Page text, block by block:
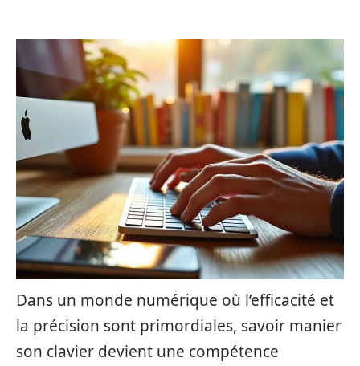
Dans un monde numérique où l’efficacité et
la précision sont primordiales, savoir manier
son clavier devient une compétence